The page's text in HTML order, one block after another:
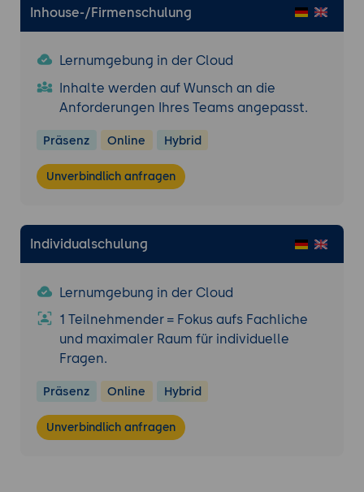
aufstellen
Wiederholbarkeit für den nächsten
Praxis-Übung:
Eine kryptografische
Komponente so umgestalten, dass sich
der Algorithmus ohne tiefe Eingriffe
austauschen lässt.
8. Migrationsfahrplan, Pilot und Peer-Review
Aus Inventur und Priorisierung einen
Einen Pilot für ein hoch- oder
mittelriskantes System wählen
Lieferanten, Tests und Rückfalloptionen
einplanen
dokumentieren
Praxis-Übung (Peer-Review):
Migrationsfahrplan einer anderen
teilnehmenden Person gegen
und Pilotwahl prüfen und die
Inhouse-/Firmenschulung
Lernumgebung in der Cloud
Inhalte werden auf Wunsch an die
Anforderungen Ihres Teams angepasst.
Präsenz Online Hybrid
Unverbindlich anfragen
Individualschulung
Lernumgebung in der Cloud
1 Teilnehmender = Fokus aufs Fachliche
und maximaler Raum für individuelle
Fragen.
Präsenz Online Hybrid
Unverbindlich anfragen